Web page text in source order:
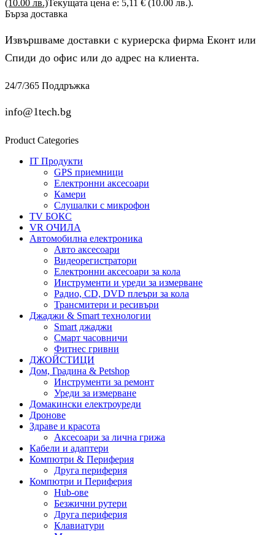
(10.00 лв.)Текущата цена е: 5,11 € (10.00 лв.).
Бърза доставка
Извършваме доставки с куриерска фирма Еконт или
Спиди до офис или до адрес на клиента.
24/7/365 Поддръжка
info@1tech.bg
Product Categories
IT Продукти
GPS приемници
Електронни аксесоари
Камери
Слушалки с микрофон
TV БОКС
VR ОЧИЛА
Автомобилна електроника
Авто аксесоари
Видеорегистратори
Електронни аксесоари за кола
Инструменти и уреди за измерване
Радио, CD, DVD плеъри за кола
Трансмитери и ресивъри
Джаджи & Smart технологии
Smart джаджи
Смарт часовничи
Фитнес гривни
ДЖОЙСТИЦИ
Дом, Градина & Petshop
Инструменти за ремонт
Уреди за измерване
Домакински електроуреди
Дронове
Здраве и красота
Аксесоари за лична грижа
Кабели и адаптери
Компютри & Периферия
Друга периферия
Компютри и Периферия
Hub-ове
Безжични рутери
Друга периферия
Клавиатури